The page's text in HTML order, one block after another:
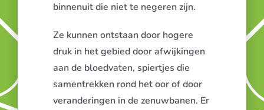
binnenuit die niet te negeren zijn.
Ze kunnen ontstaan door hogere
druk in het gebied door afwijkingen
aan de bloedvaten, spiertjes die
samentrekken rond het oor of door
veranderingen in de zenuwbanen. Er